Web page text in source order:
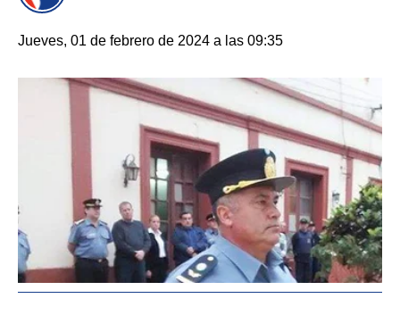
Jueves, 01 de febrero de 2024 a las 09:35